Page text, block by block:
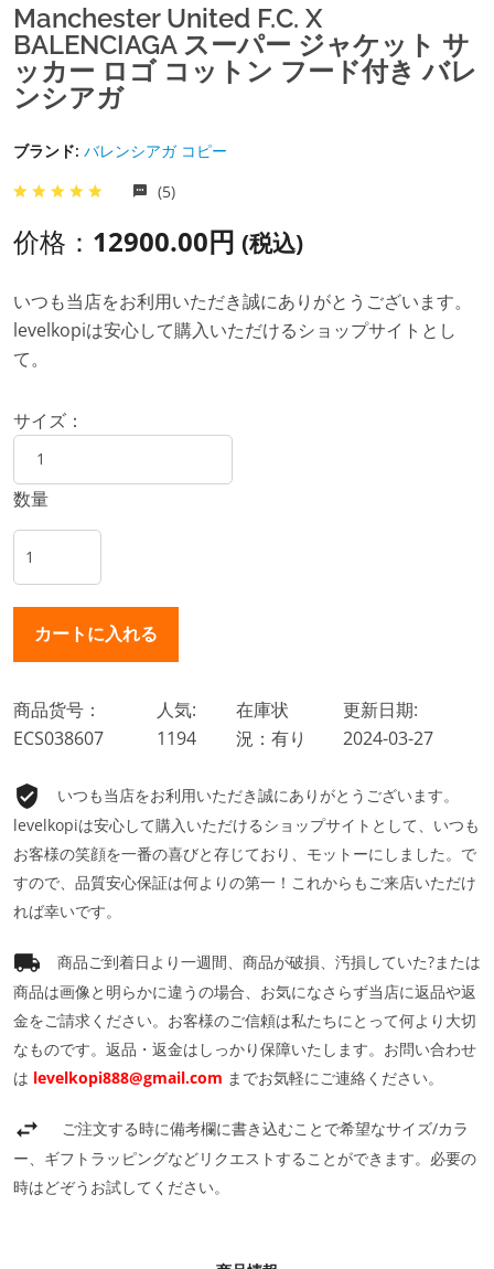
Manchester United F.C. X
BALENCIAGA スーパー ジャケット サ
ッカー ロゴ コットン フード付き バレ
ンシアガ
ブランド: バレンシアガ コピー
(5)
价格： 12900.00円 (税込)
いつも当店をお利用いただき誠にありがとうございます。
levelkopiは安心して購入いただけるショップサイトとし
て。
サイズ：
数量
商品货号：
ECS038607
人気:
1194
在庫状
況：有り
更新日期:
2024-03-27
いつも当店をお利用いただき誠にありがとうございます。
levelkopiは安心して購入いただけるショップサイトとして、いつも
お客様の笑顔を一番の喜びと存じており、モットーにしました。で
すので、品質安心保証は何よりの第一！これからもご来店いただけ
れば幸いです。
商品ご到着日より一週間、商品が破損、汚損していた?または
商品は画像と明らかに違うの場合、お気になさらず当店に返品や返
金をご請求ください。お客様のご信頼は私たちにとって何より大切
なものです。返品・返金はしっかり保障いたします。お問い合わせ
は levelkopi888@gmail.com までお気軽にご連絡ください。
ご注文する時に備考欄に書き込むことで希望なサイズ/カラ
ー、ギフトラッピングなどリクエストすることができます。必要の
時はどぞうお試してください。